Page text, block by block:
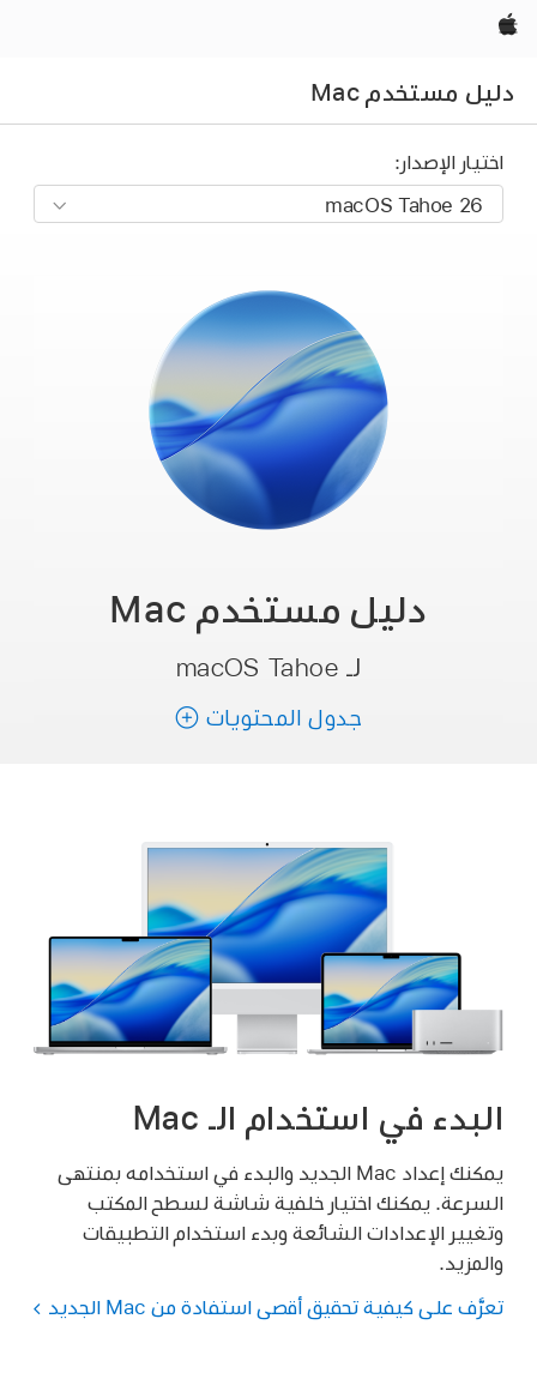
Apple‏
دليل مستخدم Mac
اختيار الإصدار:
دليل مستخدم
لـ macOS Tahoe
جدول المحتويات
البدء في استخدام الـ Mac
يمكنك إعداد Mac الجديد والبدء في استخدامه بمنتهى
السرعة. يمكنك اختيار خلفية شاشة لسطح المكتب
وتغيير الإعدادات الشائعة وبدء استخدام التطبيقات
والمزيد.
تعرَّف على كيفية تحقيق أقصى استفادة من Mac الجديد